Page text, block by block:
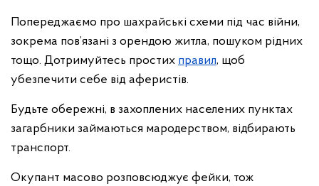
Попереджаємо про шахрайські схеми під час війни,
зокрема пов’язані з орендою житла, пошуком рідних
тощо. Дотримуйтесь простих правил, щоб
убезпечити себе від аферистів.
Будьте обережні, в захоплених населених пунктах
загарбники займаються мародерством, відбирають
транспорт.
Окупант масово розповсюджує фейки, тож